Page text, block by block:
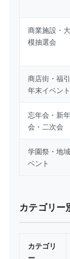
商業施設・
模抽選会
商店街・福引
年末イベント
忘年会・新年
会・二次会
学園祭・地
ベント
カテゴリー
カテゴリ